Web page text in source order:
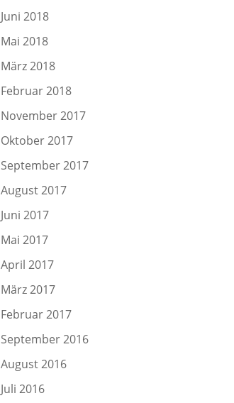
Juni 2018
Mai 2018
März 2018
Februar 2018
November 2017
Oktober 2017
September 2017
August 2017
Juni 2017
Mai 2017
April 2017
März 2017
Februar 2017
September 2016
August 2016
Juli 2016